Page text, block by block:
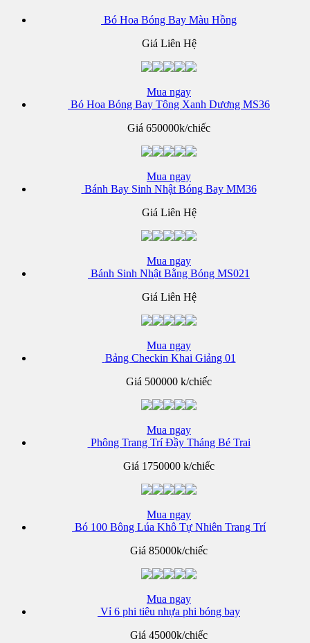
Bó Hoa Bóng Bay Màu Hồng
Giá Liên Hệ
Mua ngay
Bó Hoa Bóng Bay Tông Xanh Dương MS36
Giá 650000k/chiếc
Mua ngay
Bánh Bay Sinh Nhật Bóng Bay MM36
Giá Liên Hệ
Mua ngay
Bánh Sinh Nhật Bằng Bóng MS021
Giá Liên Hệ
Mua ngay
Bảng Checkin Khai Giảng 01
Giá 500000 k/chiếc
Mua ngay
Phông Trang Trí Đầy Tháng Bé Trai
Giá 1750000 k/chiếc
Mua ngay
Bó 100 Bông Lúa Khô Tự Nhiên Trang Trí
Giá 85000k/chiếc
Mua ngay
Vỉ 6 phi tiêu nhựa phi bóng bay
Giá 45000k/chiếc